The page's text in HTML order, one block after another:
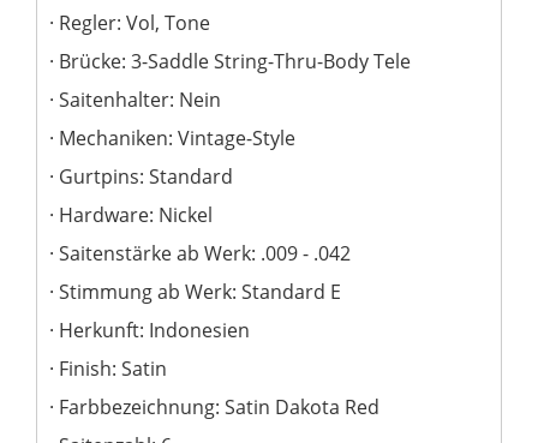
Regler: Vol, Tone
Brücke: 3-Saddle String-Thru-Body Tele
Saitenhalter: Nein
Mechaniken: Vintage-Style
Gurtpins: Standard
Hardware: Nickel
Saitenstärke ab Werk: .009 - .042
Stimmung ab Werk: Standard E
Herkunft: Indonesien
Finish: Satin
Farbbezeichnung: Satin Dakota Red